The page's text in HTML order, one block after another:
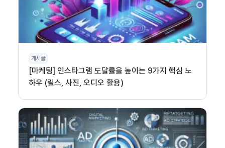
게시글
[마케팅] 인스타그램 도달률을 높이는 9가지 핵심 노
하우 (릴스, 사진, 오디오 활용)